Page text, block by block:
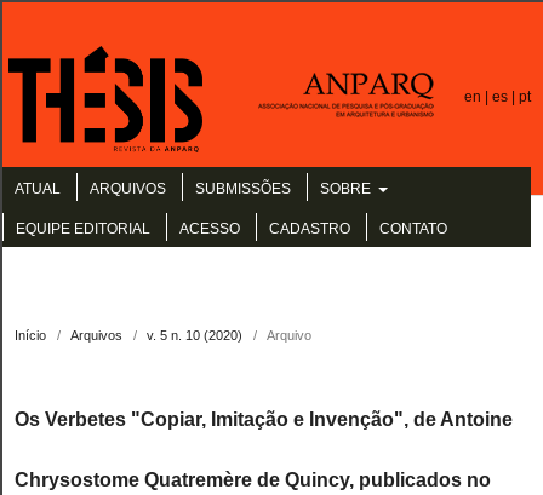
en | es | pt
ATUAL ARQUIVOS SUBMISSÕES SOBRE
EQUIPE EDITORIAL ACESSO CADASTRO CONTATO
Início / Arquivos / v. 5 n. 10 (2020) / Arquivo
Os Verbetes "Copiar, Imitação e Invenção", de Antoine
Chrysostome Quatremère de Quincy, publicados no